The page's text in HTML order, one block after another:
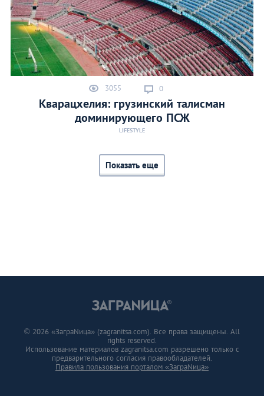
3055 0
Кварацхелия: грузинский талисман
доминирующего ПСЖ
LIFESTYLE
Показать еще
© 2026 «ЗаграNица» (zagranitsa.com). Все права защищены. All
rights reserved.
Использование материалов zagranitsa.com разрешено только с
предварительного согласия правообладателей.
Правила пользования порталом «ЗаграNица»